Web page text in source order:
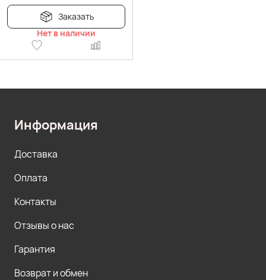
Заказать
Нет в наличии
Информация
Доставка
Оплата
Контакты
Отзывы о нас
Гарантия
Возврат и обмен